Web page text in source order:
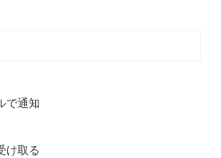
で通知
け取る